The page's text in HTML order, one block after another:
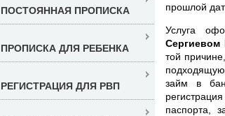
прошлой
Услуга
Сергиевом
той
займ в
паспорта,
ПОСТОЯННАЯ ПРОПИСКА
ПРОПИСКА ДЛЯ РЕБЕНКА
РЕГИСТРАЦИЯ ДЛЯ РВП